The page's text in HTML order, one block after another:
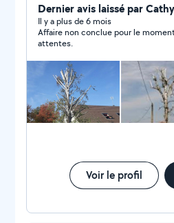
questions je travaille sur
Dernier avis laissé par
Il y a plus de 6 mois
Affaire non conclue pour le
attentes.
Voir le profil